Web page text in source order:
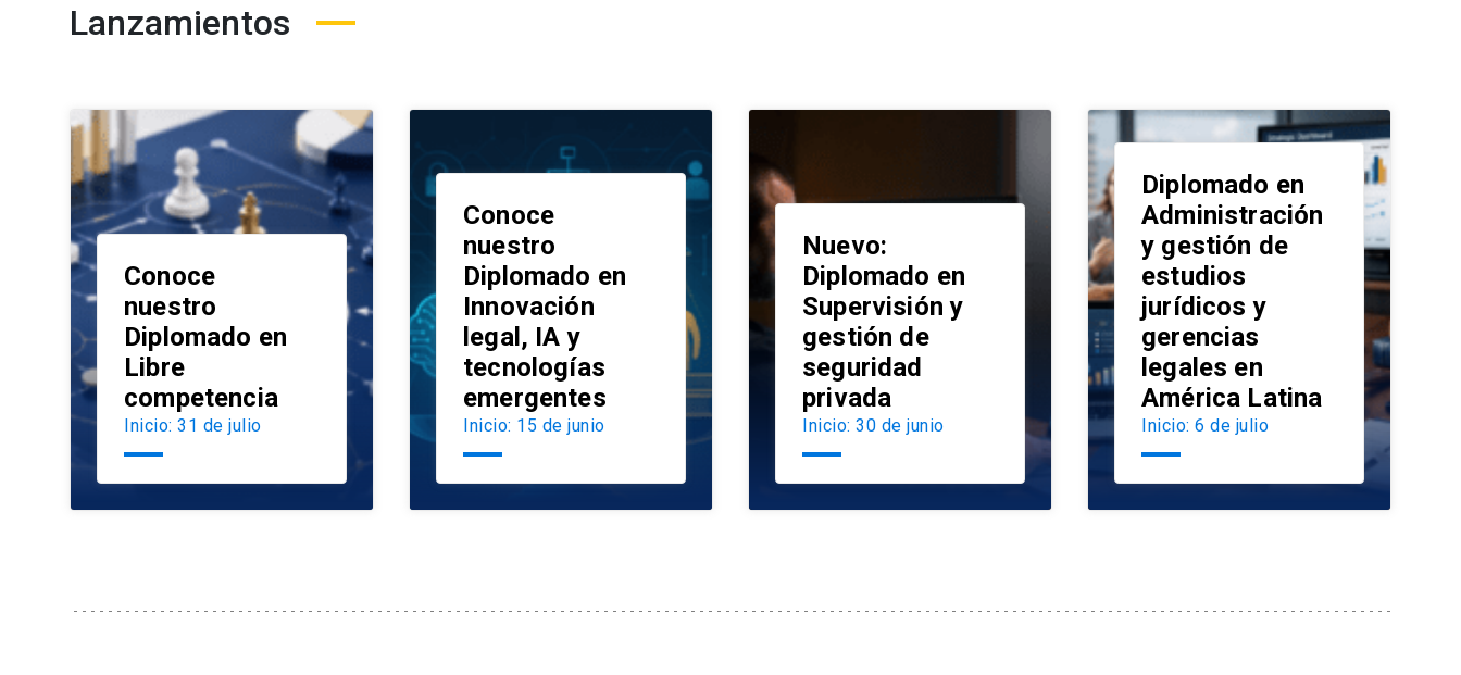
Lanzamientos
Conoce
nuestro
Diplomado en
Libre
competencia
Inicio: 31 de julio
Conoce
nuestro
Diplomado en
Innovación
legal, IA y
tecnologías
emergentes
Inicio: 15 de junio
Nuevo:
Diplomado en
Supervisión y
gestión de
seguridad
privada
Inicio: 30 de junio
Diplomado en
Administración
y gestión de
estudios
jurídicos y
gerencias
legales en
América Latina
Inicio: 6 de julio